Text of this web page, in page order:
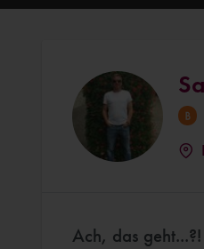
Ach, das geht...?!